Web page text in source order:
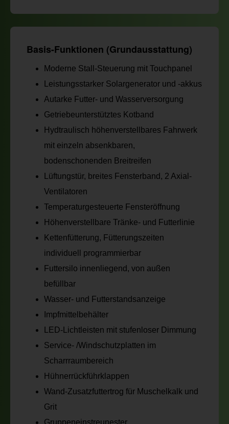
Basis-Funktionen (Grundausstattung)
Moderne Stall-Steuerung mit Touchpanel
Leistungsstarker Solargenerator und -akkus
Autarke Futter- und Wasserversorgung
Getriebeunterstütztes Kotband
Hydtraulisch höhenverstellbares Fahrwerk
mit einzeln absenkbaren,
bodenschonenden Breitreifen
Lüftungstür, breites Fensterband, 2 Axial-
Ventilatoren
Temperaturgesteuerte Fensteröffnung
Höhenverstellbare Tränke- und Futterlinie
Kettenfütterung, Fütterungszeiten
individuell programmierbar
Futtersilo innenliegend, von außen
befüllbar
Wasser- und Futterstandsanzeige
Impfmittelbehälter
LED-Lichtleisten mit stufenloser Dimmung
Service- /Windschutzplatten im
Scharrraumbereich
Hühnerrückführklappen
Wand-Zusatzfuttertrog für Muschelkalk und
Grit